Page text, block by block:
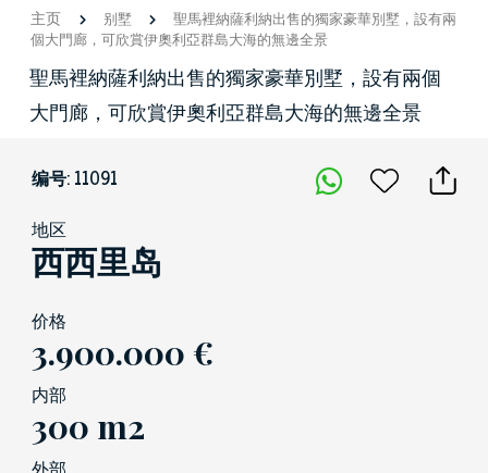
主页 别墅
聖馬裡納薩利納出售的獨家豪華別墅，設有兩
個大門廊，可欣賞伊奧利亞群島大海的無邊全景
聖馬裡納薩利納出售的獨家豪華別墅，設有兩個
大門廊，可欣賞伊奧利亞群島大海的無邊全景
编号: 11091
地区
西西里岛
价格
3.900.000 €
内部
300 m2